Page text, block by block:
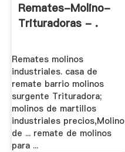
Remates-Molino-
Trituradoras - .
Remates molinos
industriales. casa de
remate barrio molinos
surgente Trituradora;
molinos de martillos
industriales precios,Molino
de ... remate de molinos
para ...